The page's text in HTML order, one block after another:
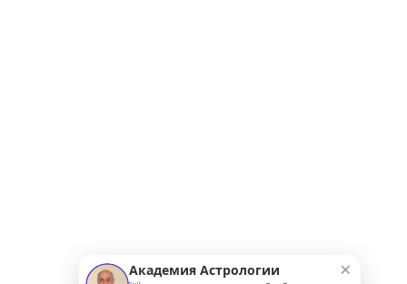
×
Академия Астрологии